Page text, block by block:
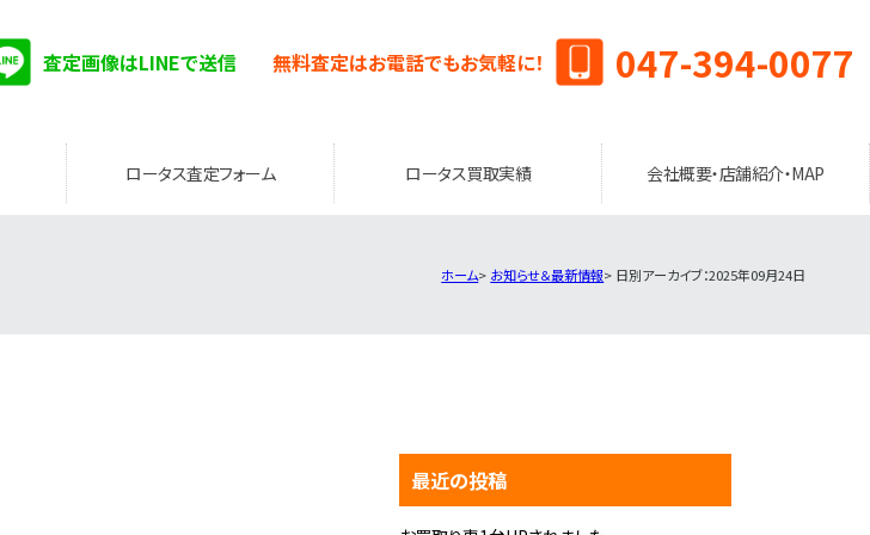
査定画像はLINEで送信 無料査定はお電話でもお気軽に！ 047-394-0077
ロータス査定フォーム ロータス買取実績 会社概要・店舗紹介・MAP
ホーム お知らせ＆最新情報 日別アーカイブ：2025年09月24日
最近の投稿